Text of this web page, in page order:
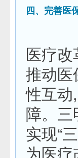
四、完善医
医疗
推动
性互
障。
实现“
为医